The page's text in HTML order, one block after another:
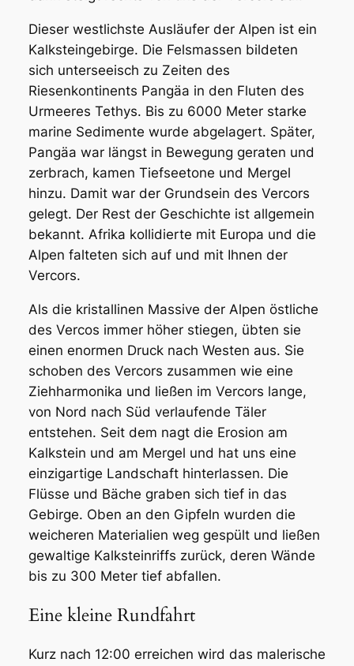
Dieser westlichste Ausläufer der Alpen ist ein
Kalksteingebirge. Die Felsmassen bildeten
sich unterseeisch zu Zeiten des
Riesenkontinents Pangäa in den Fluten des
Urmeeres Tethys. Bis zu 6000 Meter starke
marine Sedimente wurde abgelagert. Später,
Pangäa war längst in Bewegung geraten und
zerbrach, kamen Tiefseetone und Mergel
hinzu. Damit war der Grundsein des Vercors
gelegt. Der Rest der Geschichte ist allgemein
bekannt. Afrika kollidierte mit Europa und die
Alpen falteten sich auf und mit Ihnen der
Vercors.
Als die kristallinen Massive der Alpen östliche
des Vercos immer höher stiegen, übten sie
einen enormen Druck nach Westen aus. Sie
schoben des Vercors zusammen wie eine
Ziehharmonika und ließen im Vercors lange,
von Nord nach Süd verlaufende Täler
entstehen. Seit dem nagt die Erosion am
Kalkstein und am Mergel und hat uns eine
einzigartige Landschaft hinterlassen. Die
Flüsse und Bäche graben sich tief in das
Gebirge. Oben an den Gipfeln wurden die
weicheren Materialien weg gespült und ließen
gewaltige Kalksteinriffs zurück, deren Wände
bis zu 300 Meter tief abfallen.
Eine kleine Rundfahrt
Kurz nach 12:00 erreichen wird das malerische